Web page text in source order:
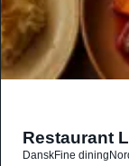
Restaurant
DanskFine dining